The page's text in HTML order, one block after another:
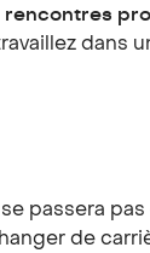
rencontres
dans
passera
de